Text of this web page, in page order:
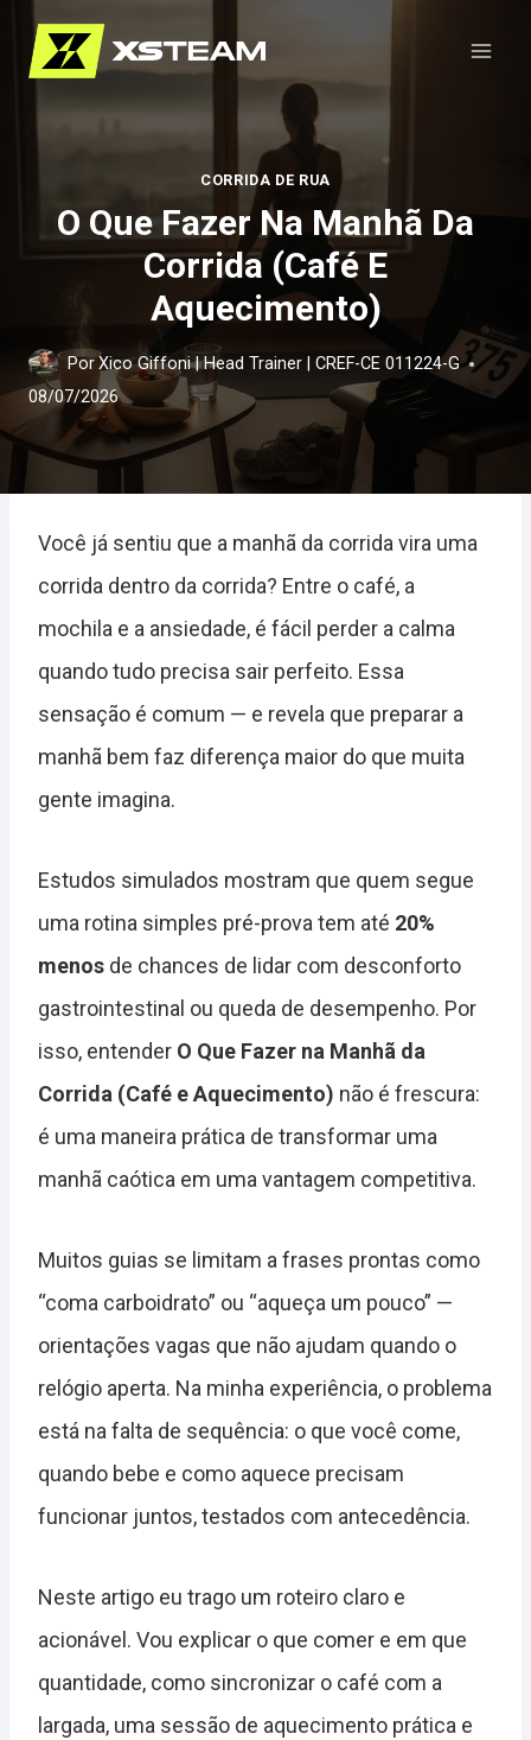
Pular
para
CORRIDA DE RUA
O Que Fazer Na Manhã Da
Corrida (Café E
Aquecimento)
PorXico Giffoni | Head Trainer | CREF-CE 011224-G
08/07/2026
Você já sentiu que a manhã da corrida vira uma
corrida dentro da corrida? Entre o café, a
mochila e a ansiedade, é fácil perder a calma
quando tudo precisa sair perfeito. Essa
sensação é comum — e revela que preparar a
manhã bem faz diferença maior do que muita
gente imagina.
Estudos simulados mostram que quem segue
uma rotina simples pré-prova tem até 20%
menos de chances de lidar com desconforto
gastrointestinal ou queda de desempenho. Por
isso, entender O Que Fazer na Manhã da
Corrida (Café e Aquecimento) não é frescura:
é uma maneira prática de transformar uma
manhã caótica em uma vantagem competitiva.
Muitos guias se limitam a frases prontas como
“coma carboidrato” ou “aqueça um pouco” —
orientações vagas que não ajudam quando o
relógio aperta. Na minha experiência, o problema
está na falta de sequência: o que você come,
quando bebe e como aquece precisam
funcionar juntos, testados com antecedência.
Neste artigo eu trago um roteiro claro e
acionável. Vou explicar o que comer e em que
quantidade, como sincronizar o café com a
largada, uma sessão de aquecimento prática e